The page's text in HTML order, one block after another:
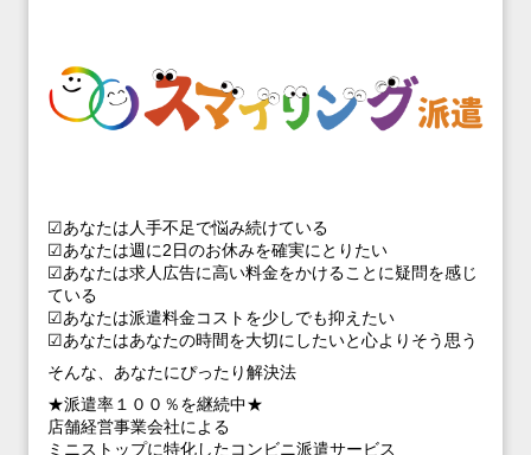
☑あなたは人手不足で悩み続けている
☑あなたは週に2日のお休みを確実にとりたい
☑あなたは求人広告に高い料金をかけることに疑問を感じ
ている
☑あなたは派遣料金コストを少しでも抑えたい
☑あなたはあなたの時間を大切にしたいと心よりそう思う
そんな、あなたにぴったり解決法
★派遣率１００％を継続中★
店舗経営事業会社による
ミニストップに特化したコンビニ派遣サービス